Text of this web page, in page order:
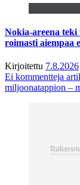
Nokia-areena
roimasti aiempaa
Kirjoitettu 7.8.2026
Ei kommentteja
miljoonatappion –